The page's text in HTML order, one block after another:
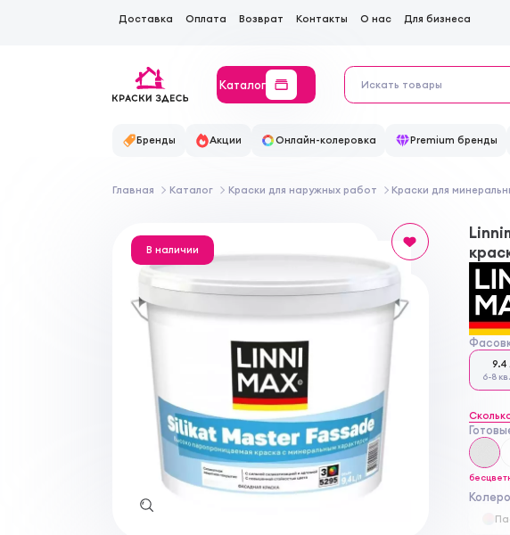
Доставка Оплата Возврат Контакты О нас Для бизнеса
Каталог
Бренды Акции Онлайн-колеровка Premium бренды
Главная Каталог Краски для наружных работ Краски для
В наличии
9.4
6-8